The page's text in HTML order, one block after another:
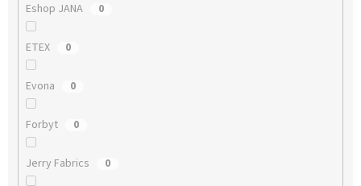
Eshop JANA 0
ETEX 0
Evona 0
Forbyt 0
Jerry Fabrics 0